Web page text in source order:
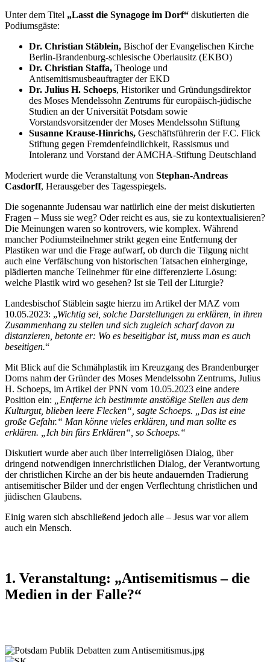
Unter dem Titel „Lasst die Synagoge im Dorf“ diskutierten die
Podiumsgäste:
Dr. Christian Stäblein, Bischof der Evangelischen Kirche
Berlin-Brandenburg-schlesische Oberlausitz (EKBO)
Dr. Christian Staffa, Theologe und
Antisemitismusbeauftragter der EKD
Dr. Julius H. Schoeps, Historiker und Gründungsdirektor
des Moses Mendelssohn Zentrums für europäisch-jüdische
Studien an der Universität Potsdam sowie
Vorstandsvorsitzender der Moses Mendelssohn Stiftung
Susanne Krause-Hinrichs, Geschäftsführerin der F.C. Flick
Stiftung gegen Fremdenfeindlichkeit, Rassismus und
Intoleranz und Vorstand der AMCHA-Stiftung Deutschland
Moderiert wurde die Veranstaltung von Stephan-Andreas
Casdorff, Herausgeber des Tagesspiegels.
Die sogenannte Judensau war natürlich eine der meist diskutierten
Fragen – Muss sie weg? Oder reicht es aus, sie zu kontextualisieren?
Die Meinungen waren so kontrovers, wie komplex. Während
mancher Podiumsteilnehmer strikt gegen eine Entfernung der
Plastiken war und die Frage aufwarf, ob durch die Tilgung nicht
auch eine Verfälschung von historischen Tatsachen einherginge,
plädierten manche Teilnehmer für eine differenzierte Lösung:
welche Plastik wird wo gesehen? Ist sie Teil der Liturgie?
Landesbischof Stäblein sagte hierzu im Artikel der MAZ vom
10.05.2023: „Wichtig sei, solche Darstellungen zu erklären, in ihren
Zusammenhang zu stellen und sich zugleich scharf davon zu
distanzieren, betonte er: Wo es beseitigbar ist, muss man es auch
beseitigen.“
Mit Blick auf die Schmähplastik im Kreuzgang des Brandenburger
Doms nahm der Gründer des Moses Mendelssohn Zentrums, Julius
H. Schoeps, im Artikel der PNN vom 10.05.2023 eine andere
Position ein: „Entferne ich bestimmte anstößige Stellen aus dem
Kulturgut, blieben leere Flecken“, sagte Schoeps. „Das ist eine
große Gefahr.“ Man könne vieles erklären, und man sollte es
erklären. „Ich bin fürs Erklären“, so Schoeps.“
Diskutiert wurde aber auch über interreligiösen Dialog, über
dringend notwendigen innerchristlichen Dialog, der Verantwortung
der christlichen Kirche an der bis heute andauernden Tradierung
antisemitischer Bilder und der engen Verflechtung christlichen und
jüdischen Glaubens.
Einig waren sich abschließend jedoch alle – Jesus war vor allem
auch ein Mensch.
1. Veranstaltung: „Antisemitismus – die
Medien in der Falle?“